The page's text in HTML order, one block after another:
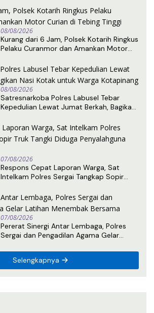
08/08/2026
Kurang dari 6 Jam, Polsek Kotarih Ringkus
Pelaku Curanmor dan Amankan Motor
08/08/2026
Satresnarkoba Polres Labusel Tebar
Kepedulian Lewat Jumat Berkah, Bagikan
07/08/2026
Respons Cepat Laporan Warga, Sat
Intelkam Polres Sergai Tangkap Sopir
07/08/2026
Pererat Sinergi Antar Lembaga, Polres
Sergai dan Pengadilan Agama Gelar
Selengkapnya